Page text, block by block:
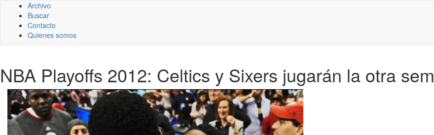
Archivo
Buscar
Contacto
Quienes somos
NBA Playoffs 2012: Celtics y Sixers jugarán la otra